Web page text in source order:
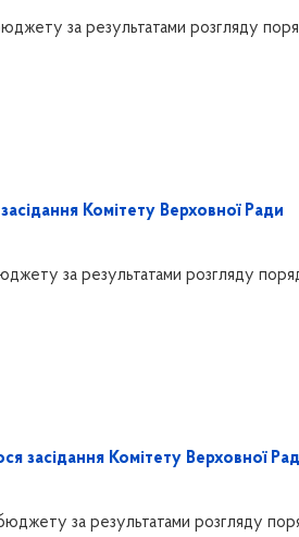
за результатами розгляду
Комітету Верховної Ради
за результатами розгляду
засідання Комітету Верховної
за результатами розгляду